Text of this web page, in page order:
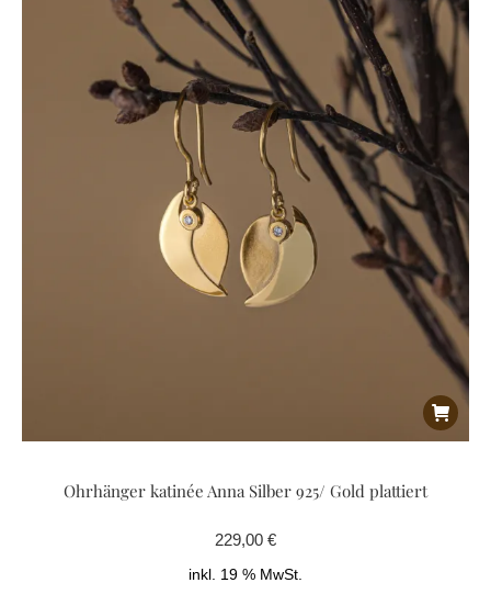
Ohrhänger katinée Anna Silber 925/ Gold plattiert
229,00 €
inkl. 19 % MwSt.